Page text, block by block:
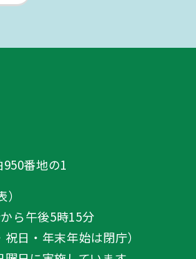
番地の1
ら午後5時15分
祝日・年末年始は閉庁）